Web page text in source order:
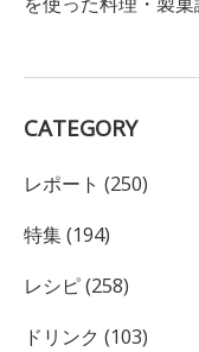
CATEGORY
レポート (250)
特集 (194)
レシピ (258)
ドリンク (103)